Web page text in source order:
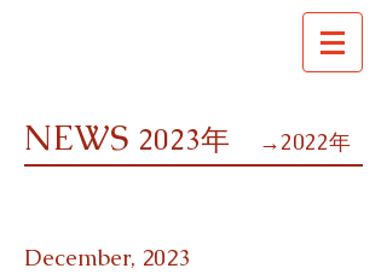
NEWS 2023年 →2022年
December, 2023